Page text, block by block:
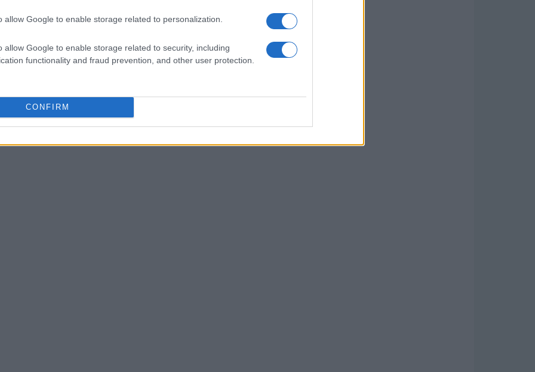
allow Google to enable storage related to personalization.
allow Google to enable storage related to security, including
functionality and fraud prevention, and other user protection.
CONFIRM
numeri ma anche nelle relazioni: alleanze
concesso piccole gratificazioni personali
momenti di relax — a discapito del bottino
in cui fiducia e risentimento hanno
spesa in una verifica del gruppo.